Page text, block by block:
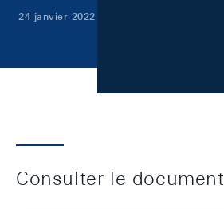
24 janvier 2022
Consulter le document